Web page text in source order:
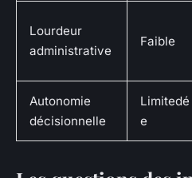
Lourdeur
administrative
Faible
Autonomie
décisionnelle
Limitedé
e